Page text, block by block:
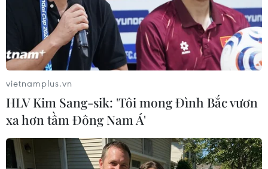
TIN LIÊN QUAN
vietnamplus.vn
HLV Kim Sang-sik: 'Tôi mong Đình Bắc vươn
xa hơn tầm Đông Nam Á'